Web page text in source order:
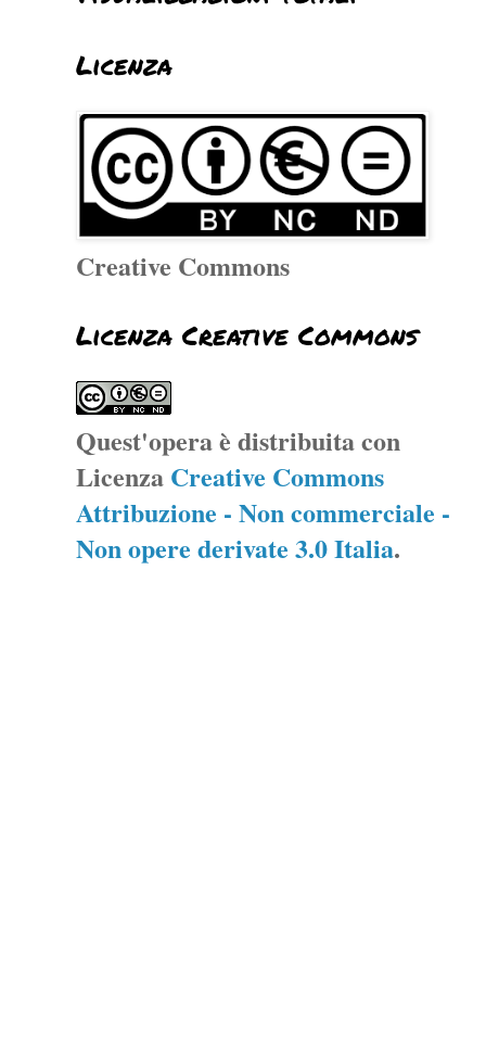
Licenza
Creative Commons
Licenza Creative Commons
Quest'opera è distribuita con
Licenza Creative Commons
Attribuzione - Non commerciale -
Non opere derivate 3.0 Italia.